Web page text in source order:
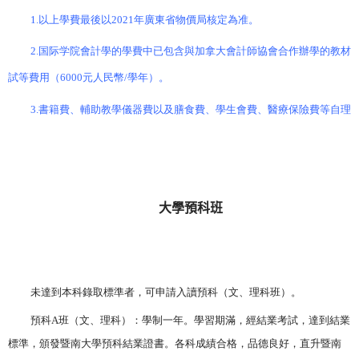
1. 以上學費最後以2021 年廣東省物價局核定為准。
2.国际学院會計學的學費中已包含與加拿大會計師協會合作辦學的教材
試等費用（6000元人民幣/學年）。
3.書籍費、輔助教學儀器費以及膳食費、學生會費、醫療保險費等自理
大學預科班
未達到本科錄取標準者，可申請入讀預科（文、理科班）。
預科A班（文、理科）：學制一年。學習期滿，經結業考試，達到結業
標準，頒發暨南大學預科結業證書。各科成績合格，品德良好，直升暨南